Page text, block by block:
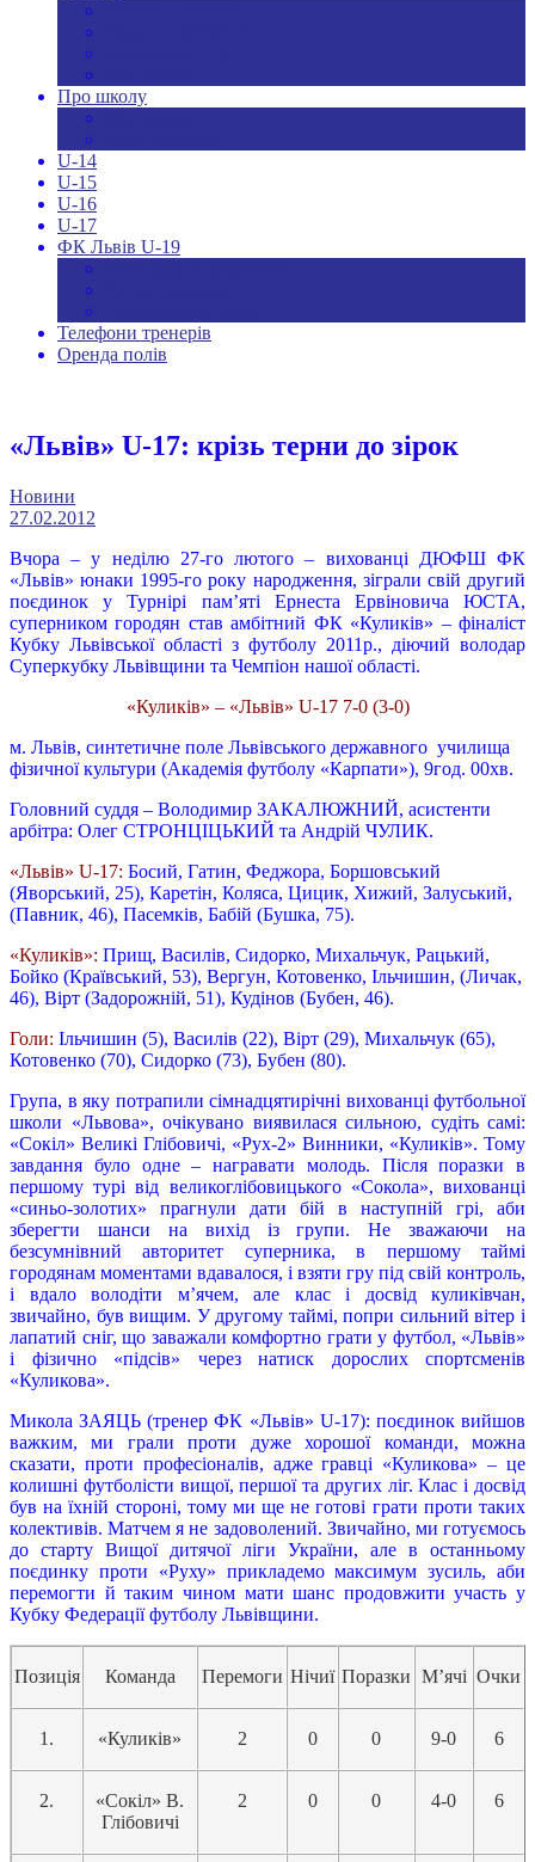
Про школу
U-14
U-15
U-16
U-17
ФК Львів U-19
Телефони тренерів
Оренда полів
«Львів» U-17: крізь терни до зірок
Новини
27.02.2012
Вчора – у неділю 27-го лютого – вихованці ДЮФШ ФК
«Львів» юнаки 1995-го року народження, зіграли свій другий
поєдинок у Турнірі пам’яті Ернеста Ервіновича ЮСТА,
суперником городян став амбітний ФК «Куликів» – фіналіст
Кубку Львівської області з футболу 2011р., діючий володар
Суперкубку Львівщини та Чемпіон нашої області.
«Куликів» – «Львів» U-17 7-0 (3-0)
м. Львів, синтетичне поле Львівського державного училища
фізичної культури (Академія футболу «Карпати»), 9год. 00хв.
Головний суддя – Володимир ЗАКАЛЮЖНИЙ, асистенти
арбітра: Олег СТРОНЦІЦЬКИЙ та Андрій ЧУЛИК.
«Львів» U-17: Босий, Гатин, Феджора, Боршовський
(Яворський, 25), Каретін, Коляса, Цицик, Хижий, Залуський,
(Павник, 46), Пасемків, Бабій (Бушка, 75).
«Куликів»: Прищ, Василів, Сидорко, Михальчук, Рацький,
Бойко (Краївський, 53), Вергун, Котовенко, Ільчишин, (Личак,
46), Вірт (Задорожній, 51), Кудінов (Бубен, 46).
Голи: Ільчишин (5), Василів (22), Вірт (29), Михальчук (65),
Котовенко (70), Сидорко (73), Бубен (80).
Група, в яку потрапили сімнадцятирічні вихованці футбольної
школи «Львова», очікувано виявилася сильною, судіть самі:
«Сокіл» Великі Глібовичі, «Рух-2» Винники, «Куликів». Тому
завдання було одне – награвати молодь. Після поразки в
першому турі від великоглібовицького «Сокола», вихованці
«синьо-золотих» прагнули дати бій в наступній грі, аби
зберегти шанси на вихід із групи. Не зважаючи на
безсумнівний авторитет суперника, в першому таймі
городянам моментами вдавалося, і взяти гру під свій контроль,
і вдало володіти м’ячем, але клас і досвід куликівчан,
звичайно, був вищим. У другому таймі, попри сильний вітер і
лапатий сніг, що заважали комфортно грати у футбол, «Львів»
і фізично «підсів» через натиск дорослих спортсменів
«Куликова».
Микола ЗАЯЦЬ (тренер ФК «Львів» U-17): поєдинок вийшов
важким, ми грали проти дуже хорошої команди, можна
сказати, проти професіоналів, адже гравці «Куликова» – це
колишні футболісти вищої, першої та других ліг. Клас і досвід
був на їхній стороні, тому ми ще не готові грати проти таких
колективів. Матчем я не задоволений. Звичайно, ми готуємось
до старту Вищої дитячої ліги України, але в останньому
поєдинку проти «Руху» прикладемо максимум зусиль, аби
перемогти й таким чином мати шанс продовжити участь у
Кубку Федерації футболу Львівщини.
Позиція Команда Перемоги Нічиї Поразки М’ячі Очки
1. «Куликів» 2 0 0 9-0 6
2.
«Сокіл» В.
Глібовичі
2 0 0 4-0 6